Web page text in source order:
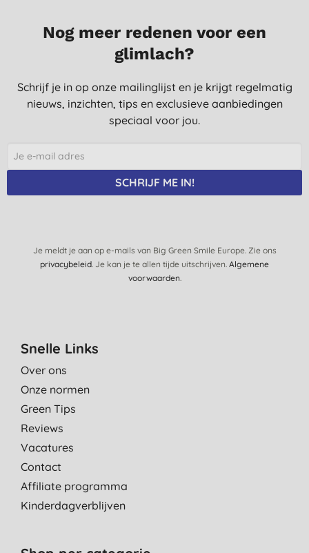
Nog meer redenen voor een
glimlach?
Schrijf je in op onze mailinglijst en je krijgt regelmatig
nieuws, inzichten, tips en exclusieve aanbiedingen
speciaal voor jou.
SCHRIJF ME IN!
Je meldt je aan op e-mails van Big Green Smile Europe. Zie ons
privacybeleid. Je kan je te allen tijde uitschrijven. Algemene
voorwaarden.
Snelle Links
Over ons
Onze normen
Green Tips
Reviews
Vacatures
Contact
Affiliate programma
Kinderdagverblijven